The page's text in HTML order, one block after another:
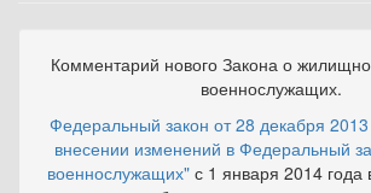
Комментарий нового Закона о
военнослужащих.
Федеральный закон от 28 декабря
внесении изменений в Федеральный
военнослужащих"с 1 января 2014 года